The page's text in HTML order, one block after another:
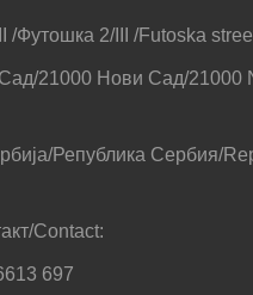
/Футошка 2/III /Futoska street
21000 Нови Сад/21000
Република Сербия/
Contact:
697